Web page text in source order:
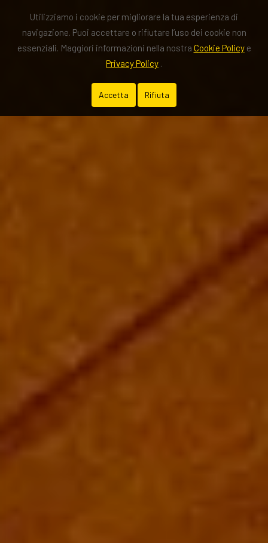
Utilizziamo i cookie per migliorare la tua esperienza di
navigazione. Puoi accettare o rifiutare l’uso dei cookie non
essenziali. Maggiori informazioni nella nostra Cookie Policye
Privacy Policy .
Accetta Rifiuta